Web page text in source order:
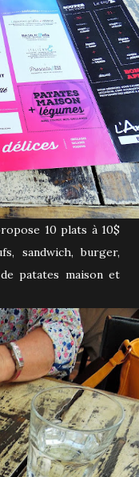
10 plats à 10$
sandwich, burger,
patates maison et